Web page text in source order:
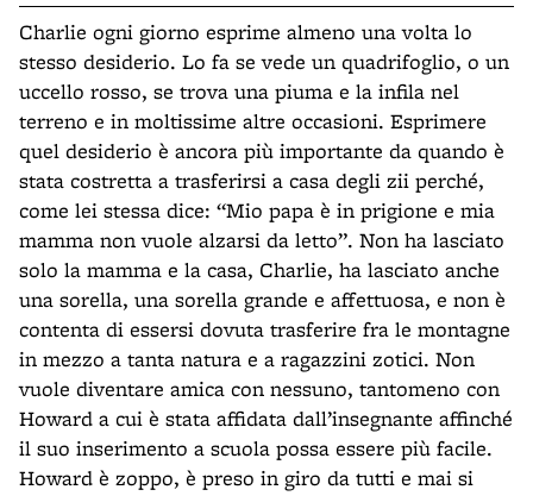
Charlie ogni giorno esprime almeno una volta lo
stesso desiderio. Lo fa se vede un quadrifoglio, o un
uccello rosso, se trova una piuma e la infila nel
terreno e in moltissime altre occasioni. Esprimere
quel desiderio è ancora più importante da quando è
stata costretta a trasferirsi a casa degli zii perché,
come lei stessa dice: “Mio papa è in prigione e mia
mamma non vuole alzarsi da letto”. Non ha lasciato
solo la mamma e la casa, Charlie, ha lasciato anche
una sorella, una sorella grande e affettuosa, e non è
contenta di essersi dovuta trasferire fra le montagne
in mezzo a tanta natura e a ragazzini zotici. Non
vuole diventare amica con nessuno, tantomeno con
Howard a cui è stata affidata dall’insegnante affinché
il suo inserimento a scuola possa essere più facile.
Howard è zoppo, è preso in giro da tutti e mai si